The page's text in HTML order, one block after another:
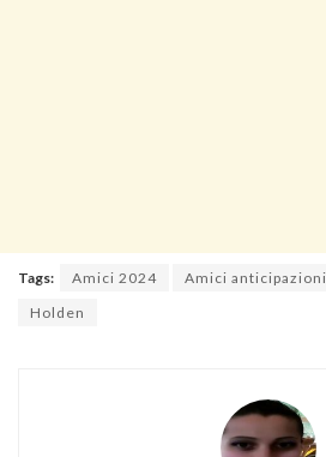
Tags: Amici 2024
Amici
Holden